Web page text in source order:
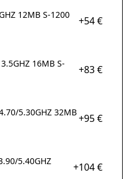
12MB S-1200
+54 €
16MB S-
+83 €
5.30GHZ 32MB+95 €
5.40GHZ
+104 €